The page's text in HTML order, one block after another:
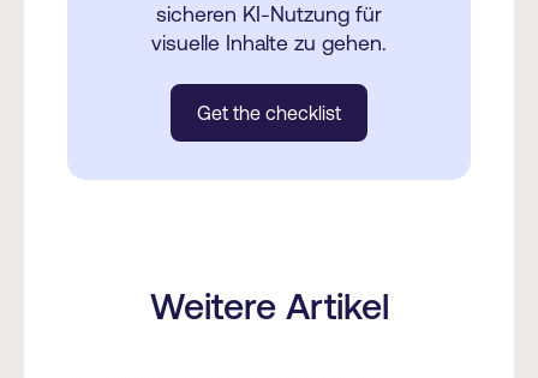
sicheren KI-Nutzung für
visuelle Inhalte zu gehen.
Get the checklist
Weitere Artikel